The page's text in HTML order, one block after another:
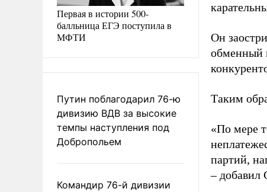
Первая в истории 500-
балльница ЕГЭ поступила в
МФТИ
Путин поблагодарил 76-ю
дивизию ВДВ за высокие
темпы наступления под
Добропольем
Командир 76-й дивизии
Он
обменный
Таким
«По мере
партий,
– добавил